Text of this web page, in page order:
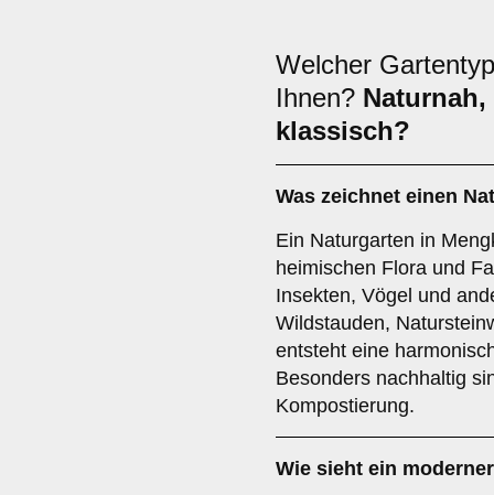
Welcher
Ihnen?
klassisch?
Was zeichnet einen
Ein Naturgarten in
heimischen Flora und
Insekten, Vögel und
Wildstauden,
entsteht eine
Besonders nachhaltig
Kompostierung.
Wie sieht ein